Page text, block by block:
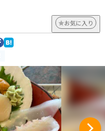
お気に入り